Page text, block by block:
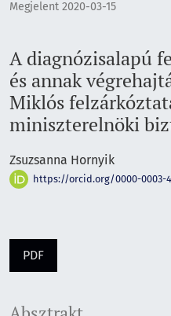
A diagnózisalapú
és annak
Miklós
miniszterelnöki
Megjelent 2020-03-15
Zsuzsanna Hornyik
https://orcid.org/0000-0003-
PDF